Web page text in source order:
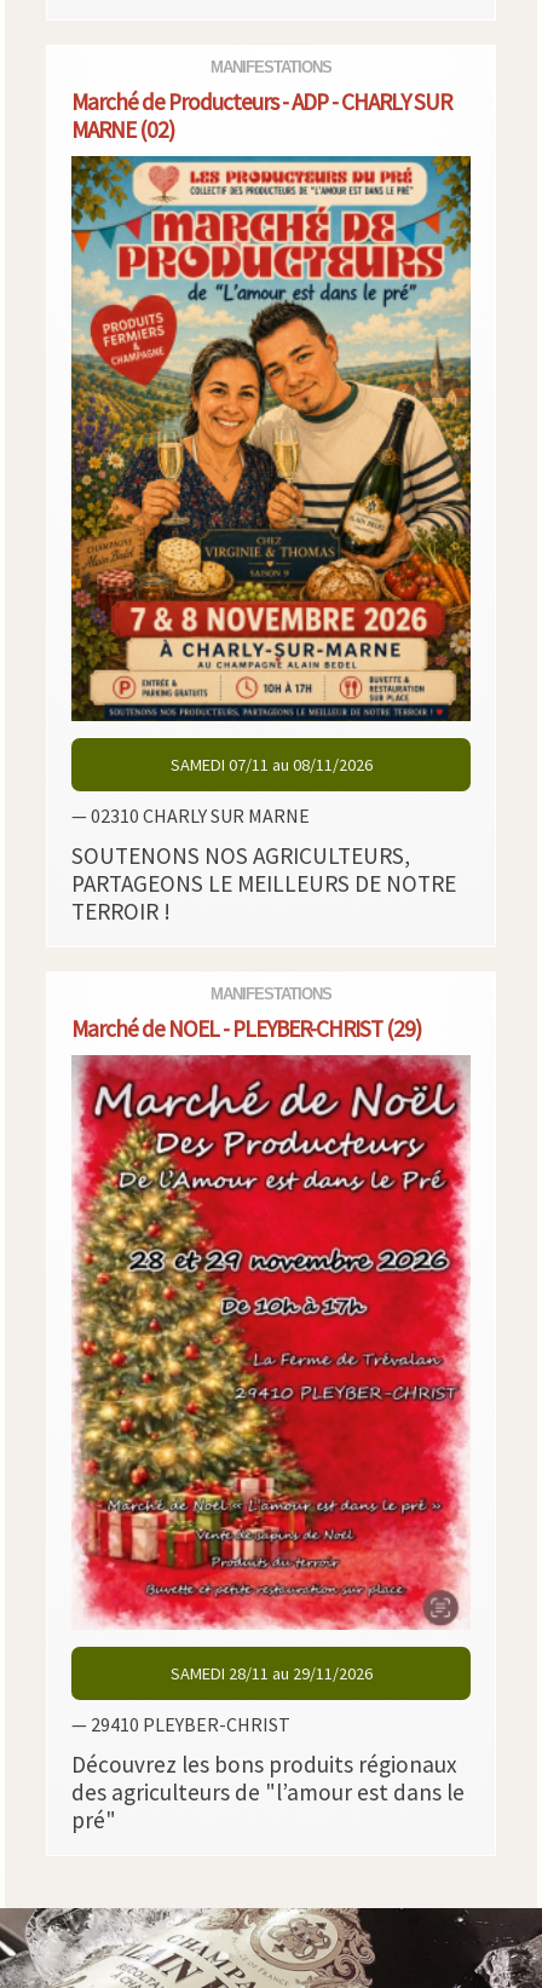
MANIFESTATIONS
Marché de Producteurs - ADP - CHARLY SUR
MARNE (02)
SAMEDI 07/11 au 08/11/2026
— 02310 CHARLY SUR MARNE
SOUTENONS NOS AGRICULTEURS,
PARTAGEONS LE MEILLEURS DE NOTRE
TERROIR !
MANIFESTATIONS
Marché de NOEL - PLEYBER-CHRIST (29)
SAMEDI 28/11 au 29/11/2026
— 29410 PLEYBER-CHRIST
Découvrez les bons produits régionaux
des agriculteurs de "l’amour est dans le
pré"